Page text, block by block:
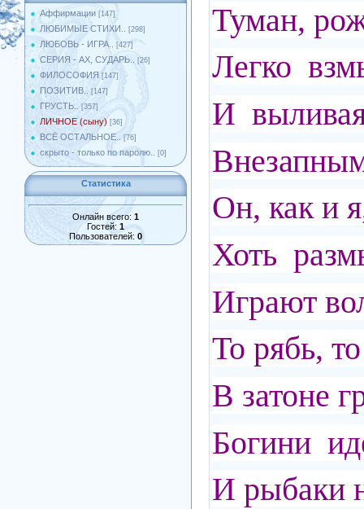
Аффирмации [147]
ЛЮБИМЫЕ СТИХИ.. [298]
ЛЮБОВЬ - ИГРА.. [427]
СЕРИЯ - АХ, СУДАРЬ.. [26]
ФИЛОСОФИЯ [147]
ПОЗИТИВ.. [147]
ГРУСТЬ.. [357]
ЛИЧНОЕ (сыну) [36]
ВСЁ ОСТАЛЬНОЕ.. [76]
скрыто - только по паролю.. [0]
Статистика
Онлайн всего: 1
Гостей: 1
Пользователей: 0
Туман,
Легко
И
Он, как и
Хоть
Играют
То рябь,
В затоне
Богини
И рыбаки